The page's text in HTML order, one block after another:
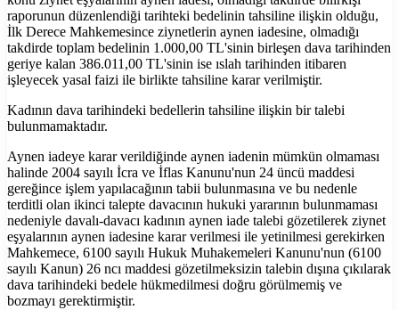
raporunun düzenlendiği tarihteki bedelinin tahsiline ilişkin olduğu,
İlk Derece Mahkemesince ziynetlerin aynen iadesine, olmadığı
takdirde toplam bedelinin 1.000,00 TL'sinin birleşen dava tarihinden
geriye kalan 386.011,00 TL'sinin ise ıslah tarihinden itibaren
işleyecek yasal faizi ile birlikte tahsiline karar verilmiştir.
Kadının dava tarihindeki bedellerin tahsiline ilişkin bir talebi
bulunmamaktadır.
Aynen iadeye karar verildiğinde aynen iadenin mümkün olmaması
halinde 2004 sayılı İcra ve İflas Kanunu'nun 24 üncü maddesi
gereğince işlem yapılacağının tabii bulunmasına ve bu nedenle
terditli olan ikinci talepte davacının hukuki yararının bulunmaması
nedeniyle davalı-davacı kadının aynen iade talebi gözetilerek ziynet
eşyalarının aynen iadesine karar verilmesi ile yetinilmesi gerekirken
Mahkemece, 6100 sayılı Hukuk Muhakemeleri Kanunu'nun (6100
sayılı Kanun) 26 ncı maddesi gözetilmeksizin talebin dışına çıkılarak
dava tarihindeki bedele hükmedilmesi doğru görülmemiş ve
bozmayı gerektirmiştir.